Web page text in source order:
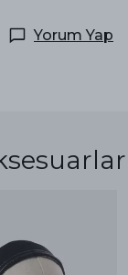
Yorum Yap